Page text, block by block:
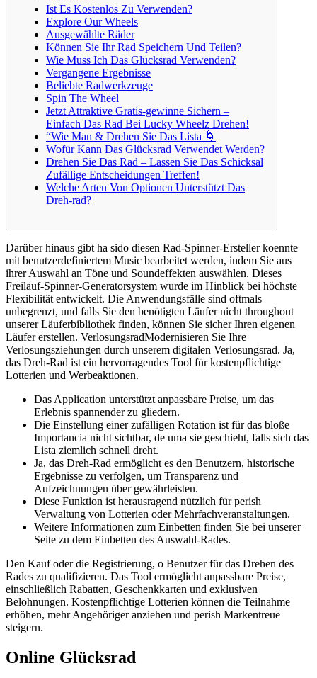
Ist Es Kostenlos Zu Verwenden?
Explore Our Wheels
Ausgewählte Räder
Können Sie Ihr Rad Speichern Und Teilen?
Wie Muss Ich Das Glücksrad Verwenden?
Vergangene Ergebnisse
Beliebte Radwerkzeuge
Spin The Wheel
Jetzt Attraktive Gratis-gewinne Sichern –
Einfach Das Rad Bei Lucky Wheelz Drehen!
“Wie Man & Drehen Sie Das Lista 🌀
Wofür Kann Das Glücksrad Verwendet Werden?
Drehen Sie Das Rad – Lassen Sie Das Schicksal
Zufällige Entscheidungen Treffen!
Welche Arten Von Optionen Unterstützt Das
Dreh-rad?
Darüber hinaus gibt ha sido diesen Rad-Spinner-Ersteller koennte
mit benutzerdefiniertem Music bearbeitet werden, indem Sie aus
ihrer Auswahl an Töne und Soundeffekten auswählen. Dieses
Freilauf-Spinner-Generatorsystem wurde im Hinblick bei höchste
Flexibilität entwickelt. Die Anwendungsfälle sind oftmals
unbegrenzt, und falls Sie den benötigten Läufer nicht throughout
unserer Läuferbibliothek finden, können Sie sicher Ihren eigenen
Läufer erstellen. VerlosungsradModernisieren Sie Ihre
Verlosungsziehungen durch unserem digitalen Verlosungsrad. Ja,
das Dreh-Rad ist ein hervorragendes Tool für kostenpflichtige
Lotterien und Werbeaktionen.
Das Application unterstützt anpassbare Preise, um das
Erlebnis spannender zu gliedern.
Die Einstellung einer zufälligen Rotation ist für das bloße
Importancia nicht sichtbar, de uma sie geschieht, falls sich das
Lista ziemlich schnell dreht.
Ja, das Dreh-Rad ermöglicht es den Benutzern, historische
Ergebnisse zu verfolgen, um Transparenz und
Aufzeichnungen über gewährleisten.
Diese Funktion ist herausragend nützlich für perish
Verwaltung von Lotterien oder Mehrfachveranstaltungen.
Weitere Informationen zum Einbetten finden Sie bei unserer
Seite zu dem Einbetten des Auswahl-Rades.
Den Kauf oder die Registrierung, o Benutzer für das Drehen des
Rades zu qualifizieren. Das Tool ermöglicht anpassbare Preise,
einschließlich Rabatten, Geschenkkarten und exklusiven
Belohnungen. Kostenpflichtige Lotterien können die Teilnahme
erhöhen, mehr Angehöriger anziehen und perish Markentreue
steigern.
Online Glücksrad